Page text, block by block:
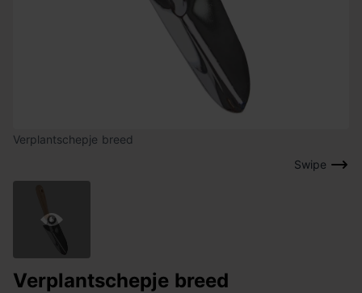
Swipe
Verplantschepje breed
Verplantschepje breed